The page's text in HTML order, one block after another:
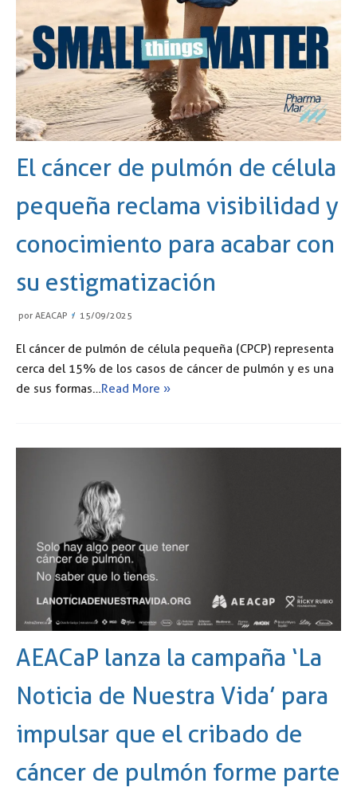
El cáncer de pulmón de célula
pequeña reclama visibilidad y
conocimiento para acabar con
su estigmatización
por AEACAP 15/09/2025
El cáncer de pulmón de célula pequeña (CPCP) representa
cerca del 15% de los casos de cáncer de pulmón y es una
de sus formas…Read More »
AEACaP lanza la campaña ‘La
Noticia de Nuestra Vida’ para
impulsar que el cribado de
cáncer de pulmón forme parte